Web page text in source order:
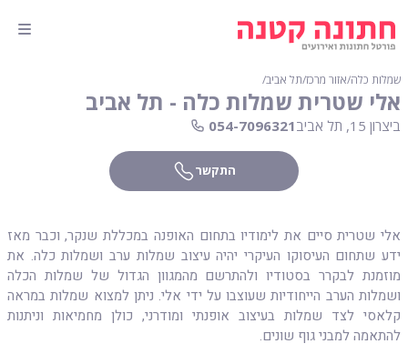
שמלות כלה∕אזור מרכז∕תל אביב∕
אלי שטרית שמלות כלה - תל אביב
ביצרון 15, תל אביב 054-7096321
התקשר
אלי שטרית סיים את לימודיו בתחום האופנה במכללת שנקר, וכבר מאז
ידע שתחום העיסוקו העיקרי יהיה עיצוב שמלות ערב ושמלות כלה. את
מוזמנת לבקרר בסטודיו ולהתרשם מהמגוון הגדול של שמלות הכלה
ושמלות הערב הייחודיות שעוצבו על ידי אלי. ניתן למצוא שמלות במראה
קלאסי לצד שמלות בעיצוב אופנתי ומודרני, כולן מחמיאות וניתנות
להתאמה למבני גוף שונים.